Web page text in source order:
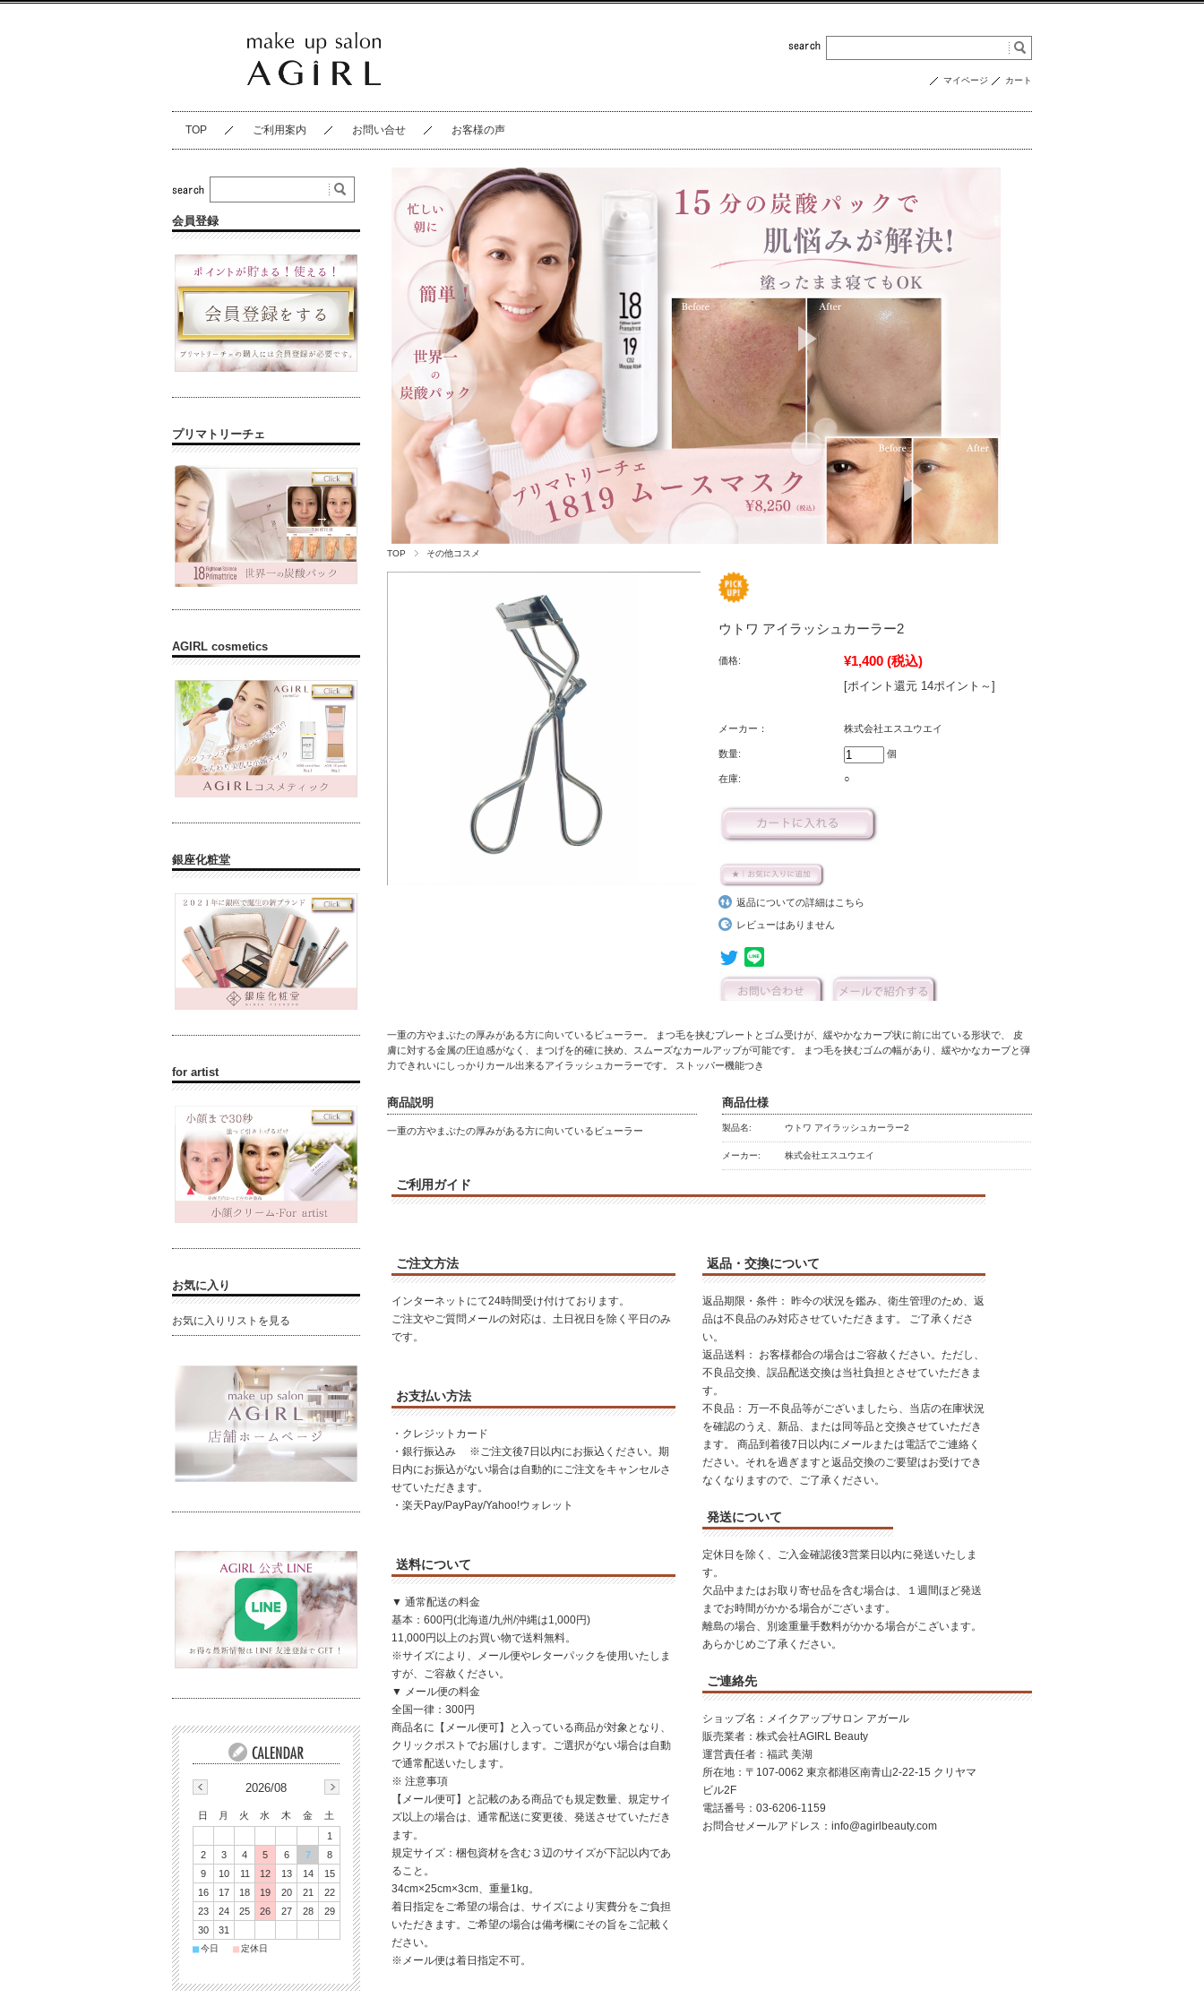
マイページ カート
TOP ご利用案内 お問い合せ お客様の声
TOP その他コスメ
ウトワ アイラッシュカーラー2
価格: ¥1,400 (税込)
[ポイント還元 14ポイント～]
メーカー： 株式会社エスユウエイ
数量: 個
在庫: ○
返品についての詳細はこちら
レビューはありません
一重の方やまぶたの厚みがある方に向いているビューラー。 まつ毛を挟むプレートとゴム受けが、緩やかなカーブ状に前に出ている形状で、 皮
膚に対する金属の圧迫感がなく、まつげを的確に挟め、スムーズなカールアップが可能です。 まつ毛を挟むゴムの幅があり、緩やかなカーブと弾
力できれいにしっかりカール出来るアイラッシュカーラーです。 ストッパー機能つき
商品説明
一重の方やまぶたの厚みがある方に向いているビューラー
商品仕様
製品名: ウトワ アイラッシュカーラー2
メーカー: 株式会社エスユウエイ
ご利用ガイド
ご注文方法
インターネットにて24時間受け付けております。
ご注文やご質問メールの対応は、土日祝日を除く平日のみ
です。
お支払い方法
・クレジットカード
・銀行振込み ※ご注文後7日以内にお振込ください。期
日内にお振込がない場合は自動的にご注文をキャンセルさ
せていただきます。
・楽天Pay/PayPay/Yahoo!ウォレット
送料について
▼ 通常配送の料金
基本：600円(北海道/九州/沖縄は1,000円)
11,000円以上のお買い物で送料無料。
※サイズにより、メール便やレターパックを使用いたしま
すが、ご容赦ください。
▼ メール便の料金
全国一律：300円
商品名に【メール便可】と入っている商品が対象となり、
クリックポストでお届けします。ご選択がない場合は自動
で通常配送いたします。
※ 注意事項
【メール便可】と記載のある商品でも規定数量、規定サイ
ズ以上の場合は、通常配送に変更後、発送させていただき
ます。
規定サイズ：梱包資材を含む３辺のサイズが下記以内であ
ること。
34cm×25cm×3cm、重量1kg。
着日指定をご希望の場合は、サイズにより実費分をご負担
いただきます。ご希望の場合は備考欄にその旨をご記載く
ださい。
※メール便は着日指定不可。
返品・交換について
返品期限・条件： 昨今の状況を鑑み、衛生管理のため、返
品は不良品のみ対応させていただきます。 ご了承くださ
い。
返品送料： お客様都合の場合はご容赦ください。ただし、
不良品交換、誤品配送交換は当社負担とさせていただきま
す。
不良品： 万一不良品等がございましたら、当店の在庫状況
を確認のうえ、新品、または同等品と交換させていただき
ます。 商品到着後7日以内にメールまたは電話でご連絡く
ださい。それを過ぎますと返品交換のご要望はお受けでき
なくなりますので、ご了承ください。
発送について
定休日を除く、ご入金確認後3営業日以内に発送いたしま
す。
欠品中またはお取り寄せ品を含む場合は、１週間ほど発送
までお時間がかかる場合がございます。
離島の場合、別途重量手数料がかかる場合がこざいます。
あらかじめご了承ください。
ご連絡先
ショップ名：メイクアップサロン アガール
販売業者：株式会社AGIRL Beauty
運営責任者：福武 美湖
所在地：〒107-0062 東京都港区南青山2-22-15 クリヤマ
ビル2F
電話番号： 03-6206-1159
お問合せメールアドレス：info@agirlbeauty.com
会員登録
プリマトリーチェ
AGIRL cosmetics
銀座化粧堂
for artist
お気に入り
お気に入りリストを見る
2026/08
日 月 火 水 木 金
土
1
2
3 4 5 6 7
8
9
10 11 12 13 14
15
16
17 18 19 20 21
22
23
24 25 26 27 28
29
30
31
■今日 ■定休日